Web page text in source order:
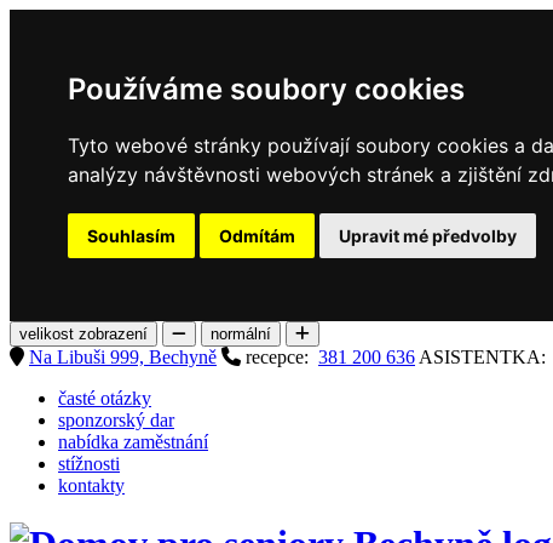
Používáme soubory cookies
Tyto webové stránky používají soubory cookies a
analýzy návštěvnosti webových stránek a zjištění
Souhlasím Odmítám Upravit mé předvolby
velikost zobrazení normální
Na Libuši 999, Bechyně recepce: 381 200 636 ASISTENTKA:
časté otázky
sponzorský dar
nabídka zaměstnání
stížnosti
kontakty